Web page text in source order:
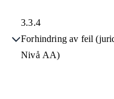
3.3.4
Forhindring av feil
Nivå AA)